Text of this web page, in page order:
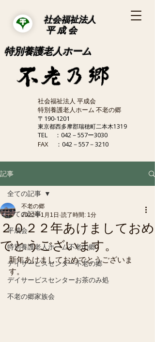
社会福祉法人 平成会
特別養護老人ホーム 不老の郷
〒190-1201
東京都西多摩郡瑞穂町二本木1319
TEL
：042－557ー3030
FAX
：042－557－3210
社会福祉法人
平 成 会
特別養護老人ホーム
記事
全ての記事
平成会
特別養護老人ホーム不老の郷
デイサービスセンター不老の郷
デイサービスセンターお茶のみ処
不老の郷家族会
全ての記事
２０２２年あけましておめ
でとうございます。
不老の郷
2022年1月1日 読了時間: 1分
新年あけましておめでとうございま
す。